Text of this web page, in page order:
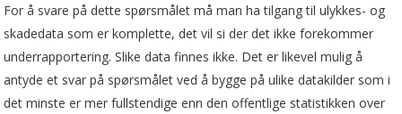
For å svare på dette spørsmålet må man ha tilgang til ulykkes- og
skadedata som er komplette, det vil si der det ikke forekommer
underrapportering. Slike data finnes ikke. Det er likevel mulig å
antyde et svar på spørsmålet ved å bygge på ulike datakilder som i
det minste er mer fullstendige enn den offentlige statistikken over